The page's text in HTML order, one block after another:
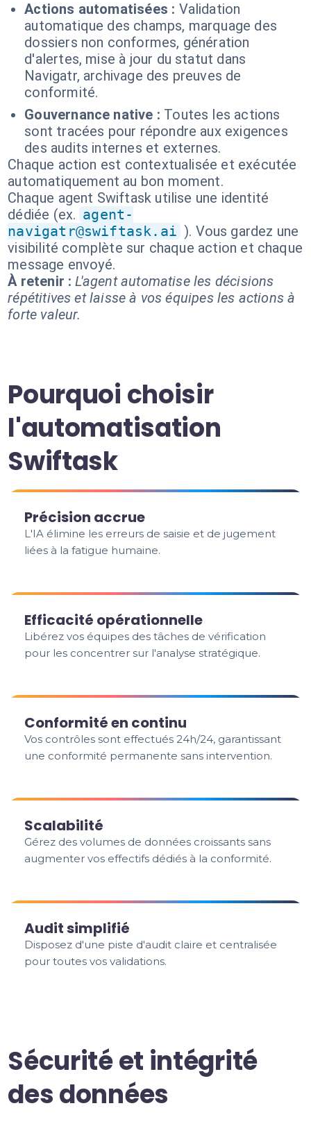
Actions automatisées : Validation
automatique des champs, marquage des
dossiers non conformes, génération
d'alertes, mise à jour du statut dans
Navigatr, archivage des preuves de
conformité.
Gouvernance native : Toutes les actions
sont tracées pour répondre aux exigences
des audits internes et externes.
Chaque action est contextualisée et exécutée
automatiquement au bon moment.
Chaque agent Swiftask utilise une identité
dédiée (ex. agent-
navigatr@swiftask.ai ). Vous gardez une
visibilité complète sur chaque action et chaque
message envoyé.
À retenir : L'agent automatise les décisions
répétitives et laisse à vos équipes les actions à
forte valeur.
Pourquoi choisir
l'automatisation
Swiftask
Précision accrue
L'IA élimine les erreurs de saisie et de jugement
liées à la fatigue humaine.
Efficacité opérationnelle
Libérez vos équipes des tâches de vérification
pour les concentrer sur l'analyse stratégique.
Conformité en continu
Vos contrôles sont effectués 24h/24, garantissant
une conformité permanente sans intervention.
Scalabilité
Gérez des volumes de données croissants sans
augmenter vos effectifs dédiés à la conformité.
Audit simplifié
Disposez d'une piste d'audit claire et centralisée
pour toutes vos validations.
Sécurité et intégrité
des données